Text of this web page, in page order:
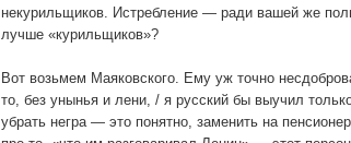
некурильщиков. Истребление — ради вашей же
лучше «курильщиков»?
Вот возьмем Маяковского. Ему уж точно
то, без унынья и лени, / я русский бы выучил
убрать негра — это понятно, заменить на